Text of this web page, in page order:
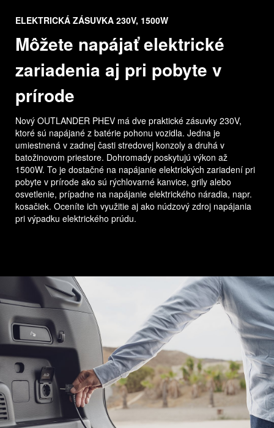
ELEKTRICKÁ ZÁSUVKA 230V, 1500W
Môžete napájať elektrické
zariadenia aj pri pobyte v
prírode
Nový OUTLANDER PHEV má dve praktické zásuvky 230V,
ktoré sú napájané z batérie pohonu vozidla. Jedna je
umiestnená v zadnej časti stredovej konzoly a druhá v
batožinovom priestore. Dohromady poskytujú výkon až
1500W. To je dostačné na napájanie elektrických zariadení pri
pobyte v prírode ako sú rýchlovarné kanvice, grily alebo
osvetlenie, prípadne na napájanie elektrického náradia, napr.
kosačiek. Oceníte ich využitie aj ako núdzový zdroj napájania
pri výpadku elektrického prúdu.